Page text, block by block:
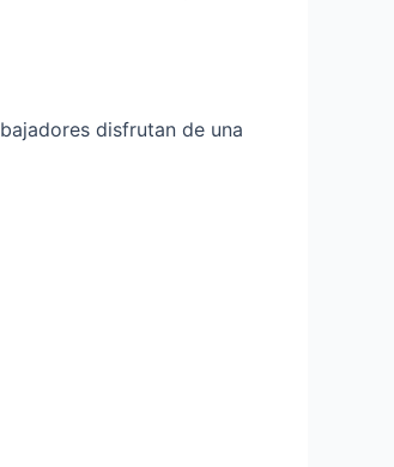
disfrutan de una